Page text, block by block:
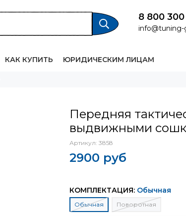
8 800
info@tuning-
КАК КУПИТЬ ЮРИДИЧЕСКИМ ЛИЦАМ
Передняя
выдвижными
Артикул: 3858
2900 руб
КОМПЛЕКТАЦИЯ: Обычная
Обычная Поворотная